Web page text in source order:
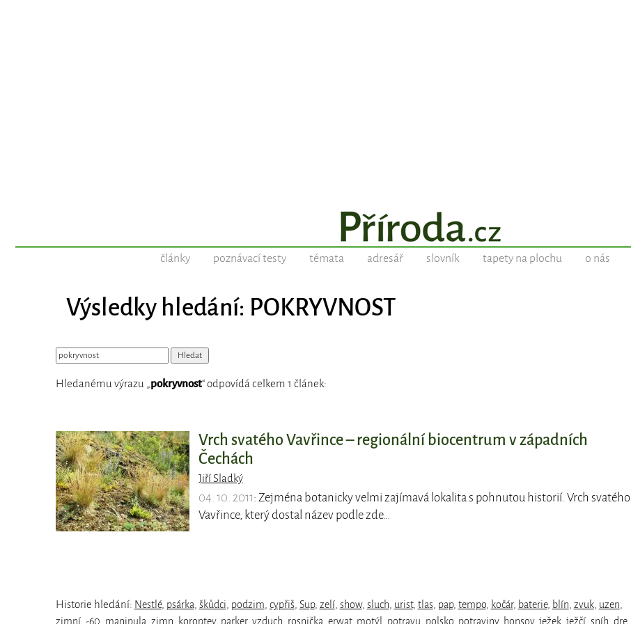
články poznávací testy témata adresář slovník tapety na plochu o nás
Výsledky hledání: POKRYVNOST
Hledanému výrazu „ pokryvnost“ odpovídá celkem 1 článek:
Vrch svatého Vavřince – regionální biocentrum v západních
Čechách
Jiří Sladký
04. 10. 2011: Zejména botanicky velmi zajímavá lokalita s pohnutou historií. Vrch svatého
Vavřince, který dostal název podle zde…
Historie hledání: Nestlé, psárka škůdci podzim cypřiš Sup, zelí, show, sluch urist, tlas pap, tempo, kočár, baterie, blín zvuk, uzen
zimní, -60 manipula zimn koroptev, parker, vzduch rosnička erwat, motýl potravu polsko, potraviny, honsov, ježek, ježčí, sníh dre,